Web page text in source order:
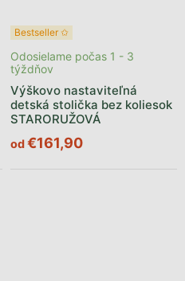
Bestseller ✩
Výškovo nastaviteľná
detská stolička bez koliesok
STARORUŽOVÁ
Odosielame počas 1 - 3
týždňov
od€161,90